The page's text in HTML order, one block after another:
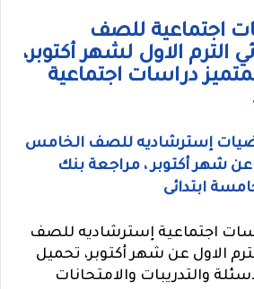
اجتماعية للصف
الترم الاول لشهر أكتوبر،
دراسات اجتماعية
إسترشاديه للصف الخامس
عن شهر أكتوبر ، مراجعة بنك
ابتدائى
اجتماعية إسترشاديه للصف
الاول عن شهر أكتوبر، تحميل
والتدريبات والامتحانات